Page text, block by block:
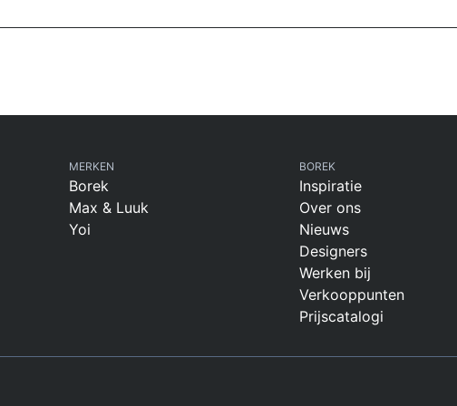
MERKEN
Borek
Max & Luuk
Yoi
BOREK
Inspiratie
Over ons
Nieuws
Designers
Werken bij
Verkooppunten
Prijscatalogi